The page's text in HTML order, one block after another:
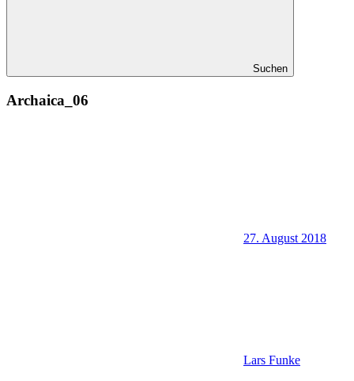
Suchen
Archaica_06
27. August 2018
Lars Funke